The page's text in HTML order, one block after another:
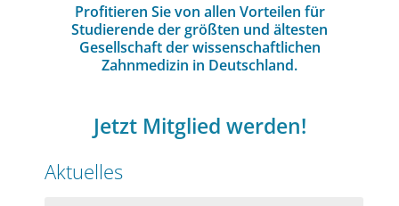
Profitieren Sie von allen Vorteilen für
Studierende der größten und ältesten
Gesellschaft der wissenschaftlichen
Zahnmedizin in Deutschland.
Jetzt Mitglied werden!
Aktuelles